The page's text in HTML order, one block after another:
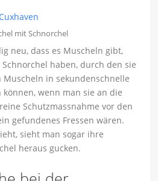
mit Schnorchel
neu, dass es Muscheln gibt,
haben, durch den sie
Muscheln in sekundenschnelle
wenn man sie an die
Schutzmassnahme vor den
gefundenes Fressen wären.
sieht man sogar ihre
heraus gucken.